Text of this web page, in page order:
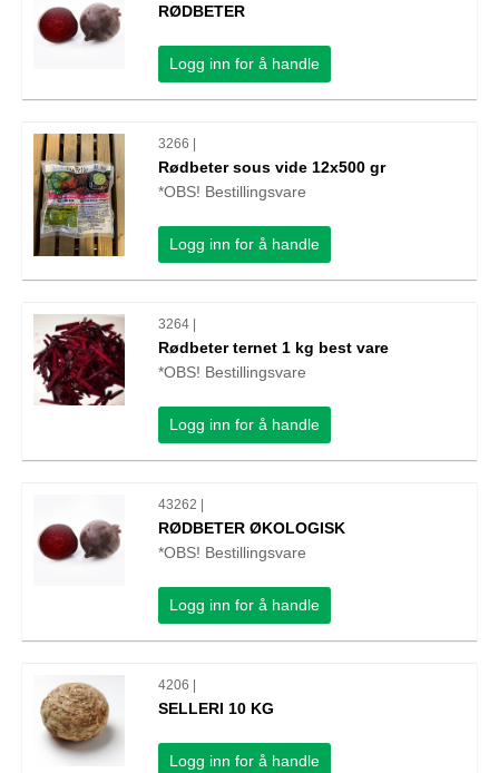
RØDBETER
Logg inn for å handle
3266 |
Rødbeter sous vide 12x500 gr
*OBS! Bestillingsvare
Logg inn for å handle
3264 |
Rødbeter ternet 1 kg best vare
*OBS! Bestillingsvare
Logg inn for å handle
43262 |
RØDBETER ØKOLOGISK
*OBS! Bestillingsvare
Logg inn for å handle
4206 |
SELLERI 10 KG
Logg inn for å handle